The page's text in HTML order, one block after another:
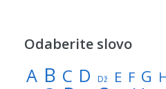
Odaberite slovo
A B C D Dž E F G